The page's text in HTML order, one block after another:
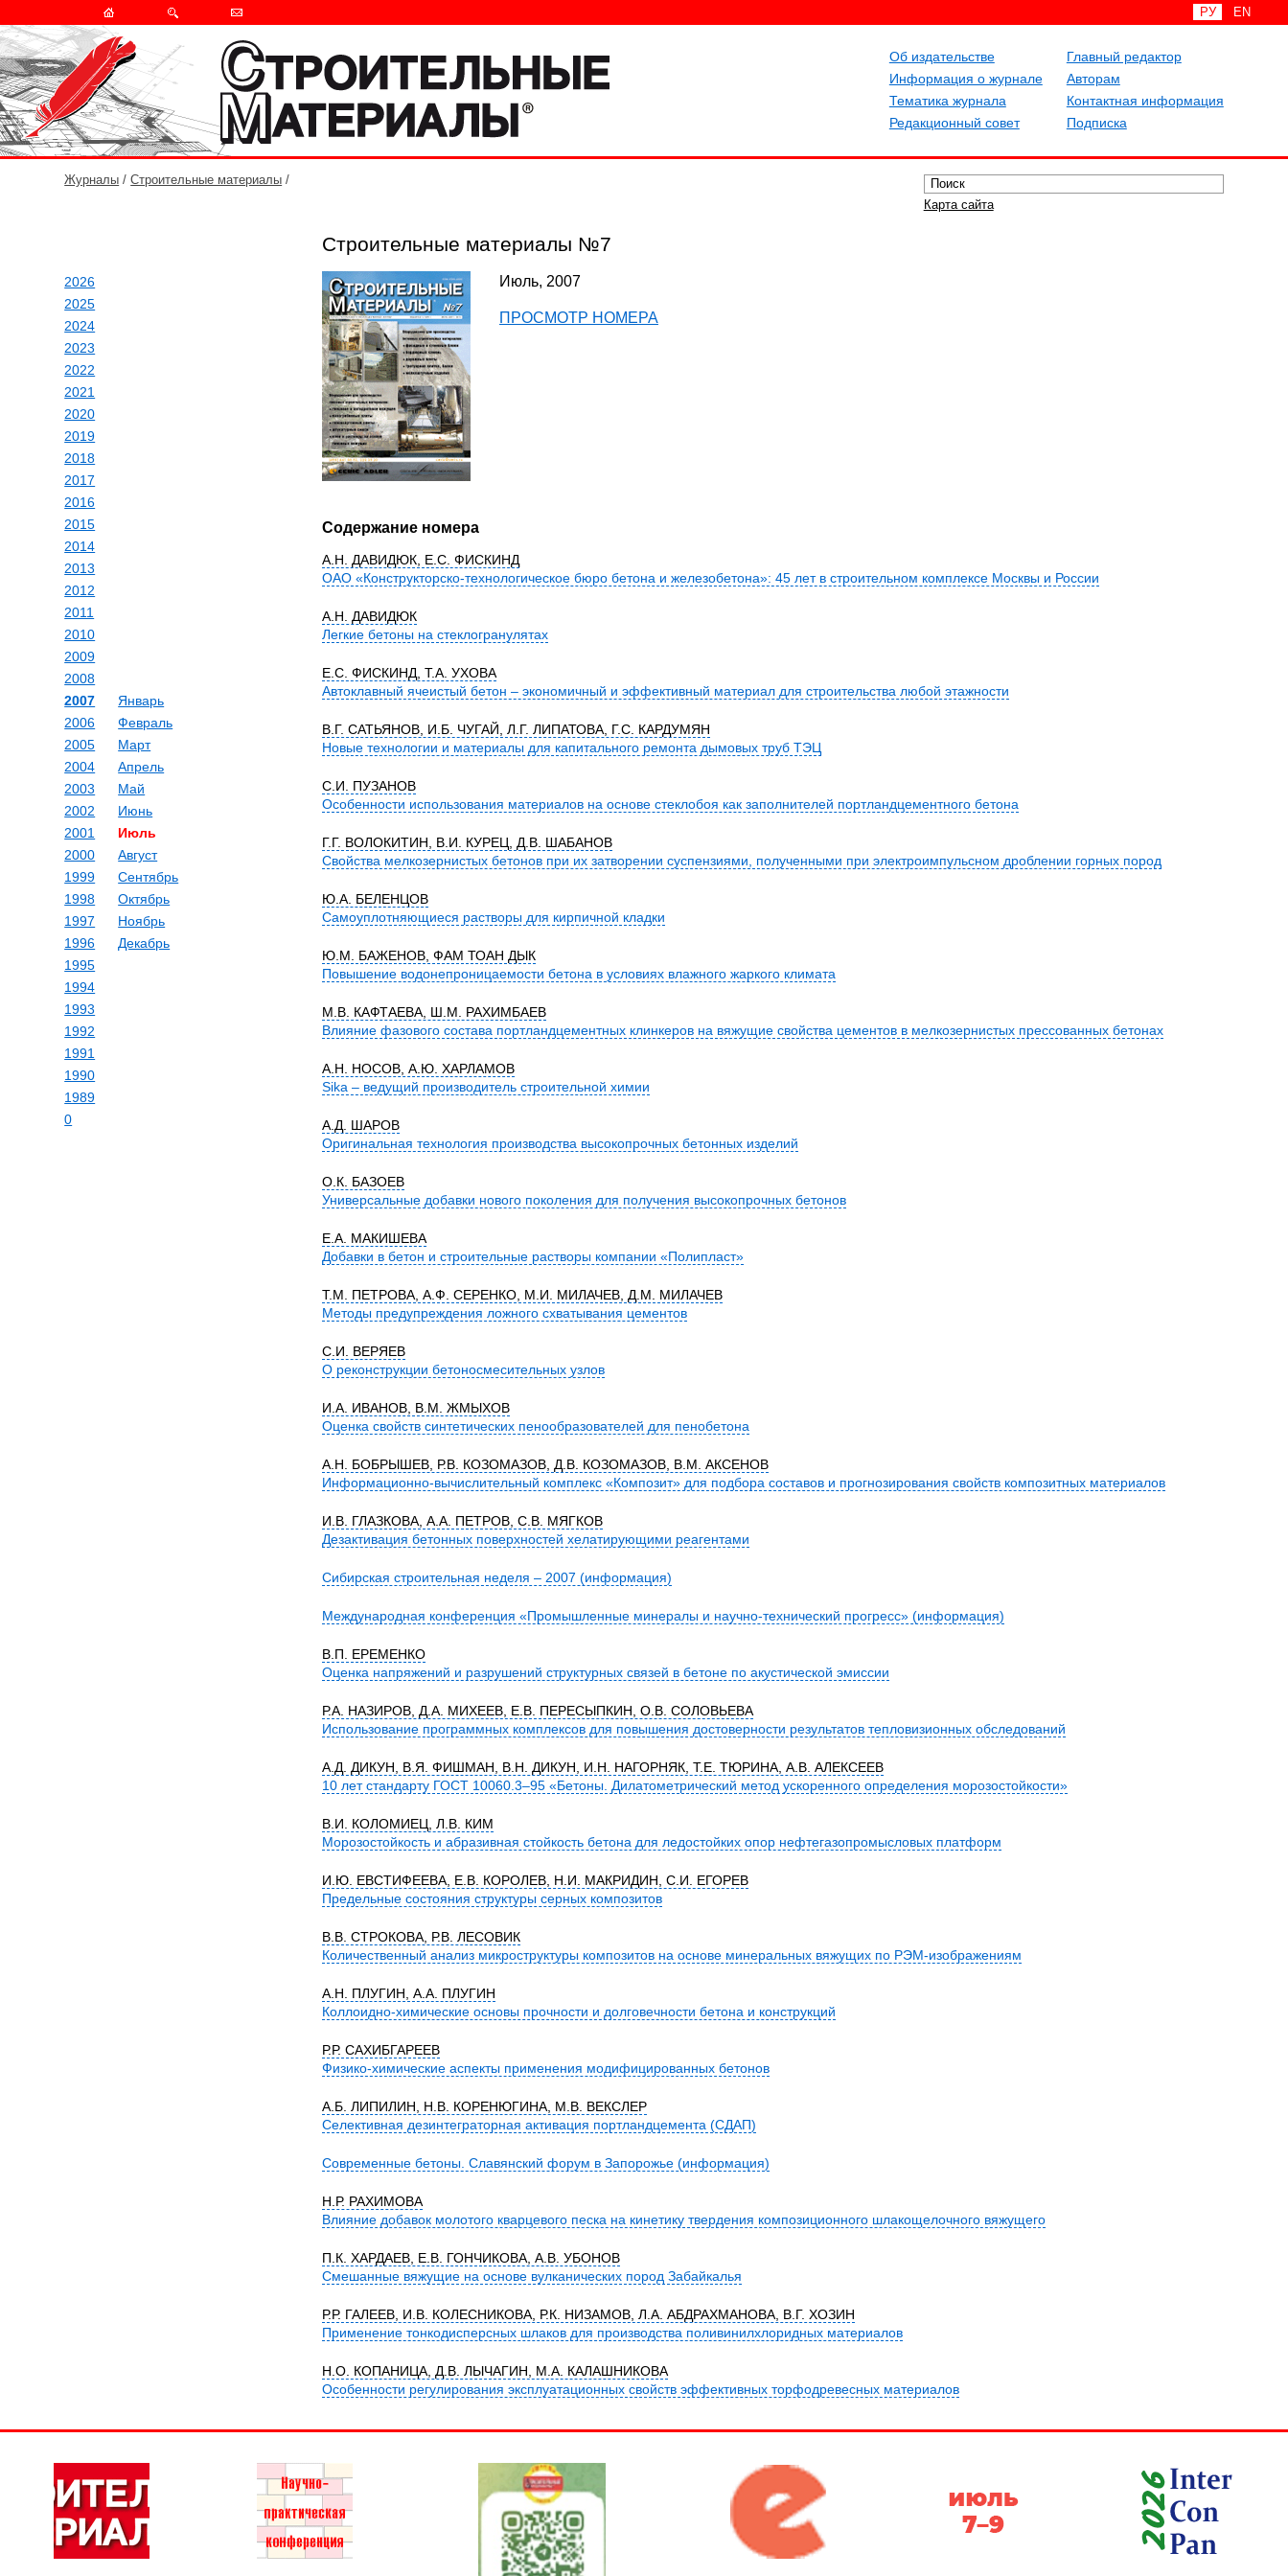
РУ EN
Об издательстве
Информация о журнале
Тематика журнала
Редакционный совет
Главный редактор
Авторам
Контактная информация
Подписка
Журналы /Строительные материалы /
Карта сайта
Строительные материалы №7
2026
2025
2024
2023
2022
2021
2020
2019
2018
2017
2016
2015
2014
2013
2012
2011
2010
2009
2008
2007
Январь
Февраль
Март
Апрель
Май
Июнь
Июль
Август
Сентябрь
Октябрь
Ноябрь
Декабрь
2006
2005
2004
2003
2002
2001
2000
1999
1998
1997
1996
1995
1994
1993
1992
1991
1990
1989
0
Июль, 2007
ПРОСМОТР НОМЕРА
Содержание номера
А.Н. ДАВИДЮК, Е.С. ФИСКИНД
ОАО «Конструкторско-технологическое бюро бетона и железобетона»: 45 лет в строительном комплексе Москвы и России
А.Н. ДАВИДЮК
Легкие бетоны на стеклогранулятах
Е.С. ФИСКИНД, Т.А. УХОВА
Автоклавный ячеистый бетон – экономичный и эффективный материал для строительства любой этажности
В.Г. САТЬЯНОВ, И.Б. ЧУГАЙ, Л.Г. ЛИПАТОВА, Г.С. КАРДУМЯН
Новые технологии и материалы для капитального ремонта дымовых труб ТЭЦ
С.И. ПУЗАНОВ
Особенности использования материалов на основе стеклобоя как заполнителей портландцементного бетона
Г.Г. ВОЛОКИТИН, В.И. КУРЕЦ, Д.В. ШАБАНОВ
Свойства мелкозернистых бетонов при их затворении суспензиями, полученными при электроимпульсном дроблении горных пород
Ю.А. БЕЛЕНЦОВ
Самоуплотняющиеся растворы для кирпичной кладки
Ю.М. БАЖЕНОВ, ФАМ ТОАН ДЫК
Повышение водонепроницаемости бетона в условиях влажного жаркого климата
М.В. КАФТАЕВА, Ш.М. РАХИМБАЕВ
Влияние фазового состава портландцементных клинкеров на вяжущие свойства цементов в мелкозернистых прессованных бетонах
А.Н. НОСОВ, А.Ю. ХАРЛАМОВ
Sika – ведущий производитель строительной химии
А.Д. ШАРОВ
Оригинальная технология производства высокопрочных бетонных изделий
О.К. БАЗОЕВ
Универсальные добавки нового поколения для получения высокопрочных бетонов
Е.А. МАКИШЕВА
Добавки в бетон и строительные растворы компании «Полипласт»
Т.М. ПЕТРОВА, А.Ф. СЕРЕНКО, М.И. МИЛАЧЕВ, Д.М. МИЛАЧЕВ
Методы предупреждения ложного схватывания цементов
С.И. ВЕРЯЕВ
О реконструкции бетоносмесительных узлов
И.А. ИВАНОВ, В.М. ЖМЫХОВ
Оценка свойств синтетических пенообразователей для пенобетона
А.Н. БОБРЫШЕВ, Р.В. КОЗОМАЗОВ, Д.В. КОЗОМАЗОВ, В.М. АКСЕНОВ
Информационно-вычислительный комплекс «Композит» для подбора составов и прогнозирования свойств композитных материалов
И.В. ГЛАЗКОВА, А.А. ПЕТРОВ, С.В. МЯГКОВ
Дезактивация бетонных поверхностей хелатирующими реагентами
Сибирская строительная неделя – 2007 (информация)
Международная конференция «Промышленные минералы и научно-технический прогресс» (информация)
В.П. ЕРЕМЕНКО
Оценка напряжений и разрушений структурных связей в бетоне по акустической эмиссии
Р.А. НАЗИРОВ, Д.А. МИХЕЕВ, Е.В. ПЕРЕСЫПКИН, О.В. СОЛОВЬЕВА
Использование программных комплексов для повышения достоверности результатов тепловизионных обследований
А.Д. ДИКУН, В.Я. ФИШМАН, В.Н. ДИКУН, И.Н. НАГОРНЯК, Т.Е. ТЮРИНА, А.В. АЛЕКСЕЕВ
10 лет стандарту ГОСТ 10060.3–95 «Бетоны. Дилатометрический метод ускоренного определения морозостойкости»
В.И. КОЛОМИЕЦ, Л.В. КИМ
Морозостойкость и абразивная стойкость бетона для ледостойких опор нефтегазопромысловых платформ
И.Ю. ЕВСТИФЕЕВА, Е.В. КОРОЛЕВ, Н.И. МАКРИДИН, С.И. ЕГОРЕВ
Предельные состояния структуры серных композитов
В.В. СТРОКОВА, Р.В. ЛЕСОВИК
Количественный анализ микроструктуры композитов на основе минеральных вяжущих по РЭМ-изображениям
А.Н. ПЛУГИН, А.А. ПЛУГИН
Коллоидно-химические основы прочности и долговечности бетона и конструкций
Р.Р. САХИБГАРЕЕВ
Физико-химические аспекты применения модифицированных бетонов
А.Б. ЛИПИЛИН, Н.В. КОРЕНЮГИНА, М.В. ВЕКСЛЕР
Селективная дезинтеграторная активация портландцемента (СДАП)
Современные бетоны. Славянский форум в Запорожье (информация)
Н.Р. РАХИМОВА
Влияние добавок молотого кварцевого песка на кинетику твердения композиционного шлакощелочного вяжущего
П.К. ХАРДАЕВ, Е.В. ГОНЧИКОВА, А.В. УБОНОВ
Смешанные вяжущие на основе вулканических пород Забайкалья
Р.Р. ГАЛЕЕВ, И.В. КОЛЕСНИКОВА, Р.К. НИЗАМОВ, Л.А. АБДРАХМАНОВА, В.Г. ХОЗИН
Применение тонкодисперсных шлаков для производства поливинилхлоридных материалов
Н.О. КОПАНИЦА, Д.В. ЛЫЧАГИН, М.А. КАЛАШНИКОВА
Особенности регулирования эксплуатационных свойств эффективных торфодревесных материалов